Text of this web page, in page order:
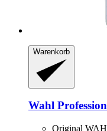
Warenkorb
Wahl
Original